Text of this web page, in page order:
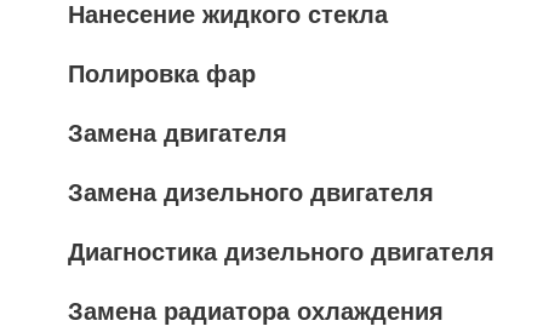
Нанесение жидкого стекла
Полировка фар
Замена двигателя
Замена дизельного двигателя
Диагностика дизельного двигателя
Замена радиатора охлаждения